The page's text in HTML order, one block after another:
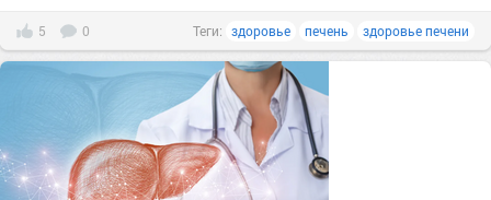
5 0 Теги: здоровье печень здоровье печени